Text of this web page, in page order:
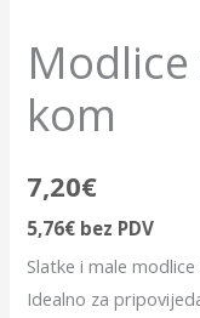
Modlice
kom
7,20€
5,76€ bez PDV
Slatke i male
Idealno za